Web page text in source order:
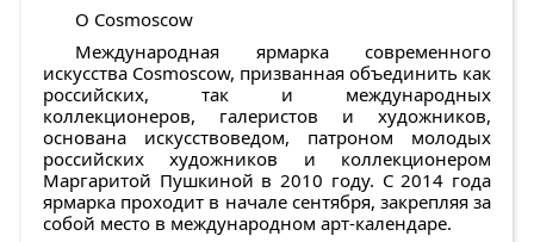
О Cosmoscow
Международная ярмарка современного
искусства Cosmoscow, призванная объединить как
российских, так и международных
коллекционеров, галеристов и художников,
основана искусствоведом, патроном молодых
российских художников и коллекционером
Маргаритой Пушкиной в 2010 году. С 2014 года
ярмарка проходит в начале сентября, закрепляя за
собой место в международном арт-календаре.